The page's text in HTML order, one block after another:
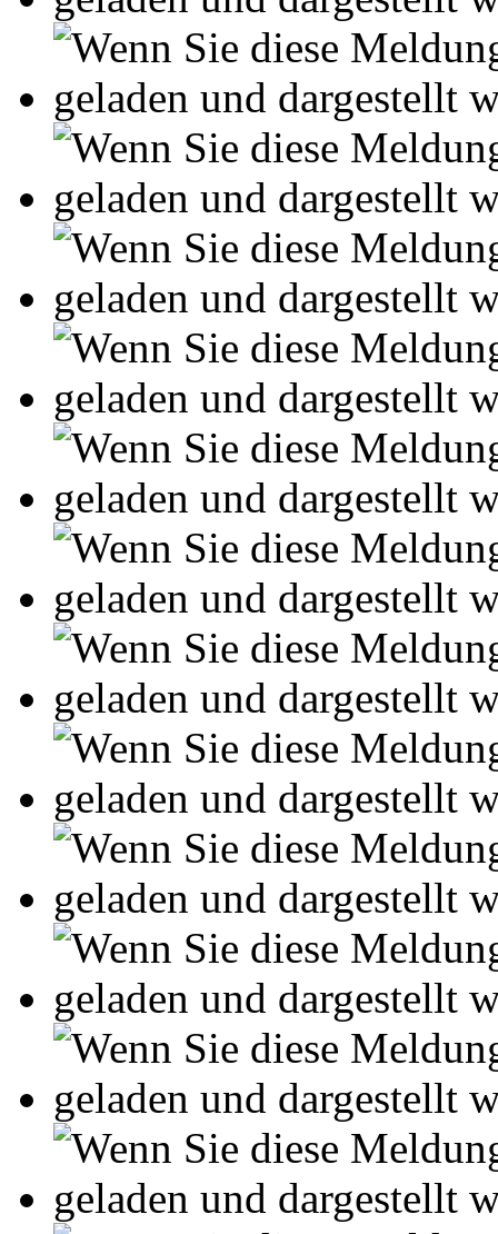
Leseprobe aus 114 Seiten
Kennen Sie schon das
Online-Magazin von
neugierig - aktuell -
Entdecken Sie hilfreiche
Studium!
Ihre Arbeit hochladen
Ihre Hausarbeit /
- Publikation als E-Book
- Hohes Honorar auf die